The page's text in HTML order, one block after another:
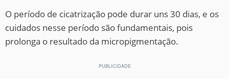
O período de cicatrização pode durar uns 30 dias, e os
cuidados nesse período são fundamentais, pois
prolonga o resultado da micropigmentação.